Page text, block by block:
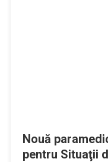
Nouă
pentru Situaţii